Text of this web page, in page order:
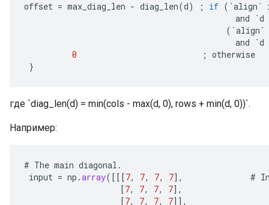
offset = max_diag_len - diag_len(d) ; if ( `align `
and
`d
( `align `
and
`d
0
; otherwise
}
где `diag_len(d) = min(cols - max(d, 0), rows + min(d, 0))`.
Например:
# The main diagonal .
input = np .array( [[[7, 7, 7, 7] , #
[7, 7, 7, 7] ,
[7, 7, 7, 7]] ,